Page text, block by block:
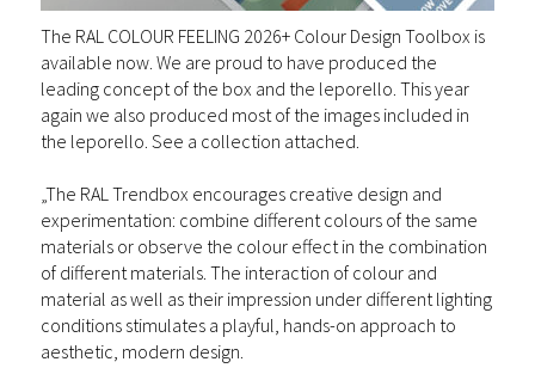
The RAL COLOUR FEELING 2026+ Colour Design Toolbox is
available now. We are proud to have produced the
leading concept of the box and the leporello. This year
again we also produced most of the images included in
the leporello. See a collection attached.
„The RAL Trendbox encourages creative design and
experimentation: combine different colours of the same
materials or observe the colour effect in the combination
of different materials. The interaction of colour and
material as well as their impression under different lighting
conditions stimulates a playful, hands-on approach to
aesthetic, modern design.